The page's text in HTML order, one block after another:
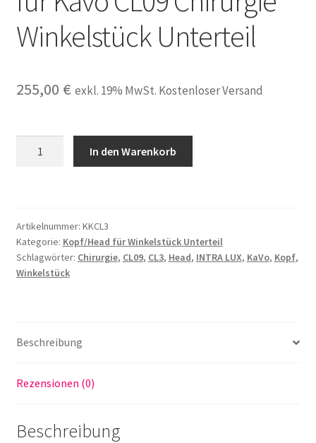
Winkelstück Unterteil
255,00 € exkl. 19% MwSt. Kostenloser Versand
LUX
CL3
Kopf
Chirurgie
Menge
In den Warenkorb
Artikelnummer: KKCL3
Kategorie: Kopf/Head für Winkelstück Unterteil
Schlagwörter: Chirurgie, CL09, CL3, Head, INTRA LUX, KaVo, Kopf,
Winkelstück
Beschreibung
Rezensionen (0)
Beschreibung